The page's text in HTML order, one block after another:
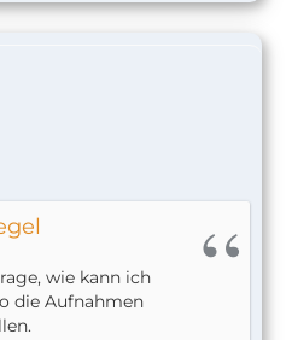
wie kann ich
die Aufnahmen